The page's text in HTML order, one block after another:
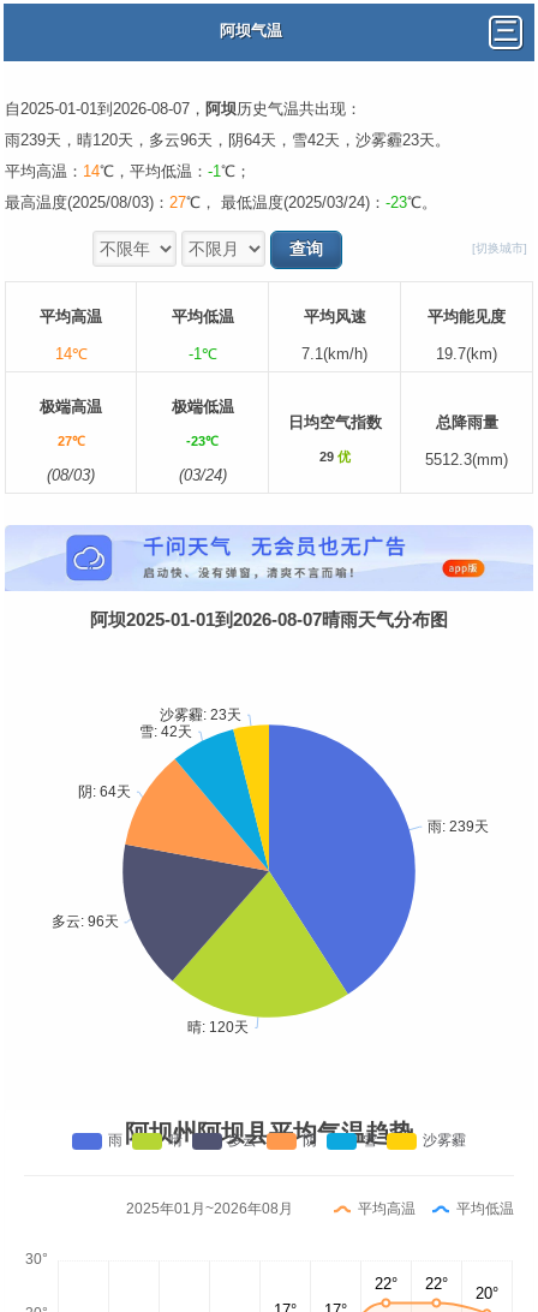
阿坝气温
自2025-01-01到2026-08-07， 阿坝历史气温共出现：
雨239天，晴120天，多云96天，阴64天，雪42天，沙雾霾23天。
平均高温： 14℃，平均低温： -1℃；
最高温度(2025/08/03)： 27℃， 最低温度(2025/03/24)： -23℃。
[切换城市]
平均高温
14℃
平均低温
-1℃
平均风速
7.1(km/h)
平均能见度
19.7(km)
极端高温
27℃
(08/03)
极端低温
-23℃
(03/24)
日均空气指数
29 优
总降雨量
5512.3(mm)
阿坝2025-01-01到2026-08-07晴雨天气分布图
阿坝州阿坝县平均气温趋势
2025年01月~2026年08月 平均高温 平均低温